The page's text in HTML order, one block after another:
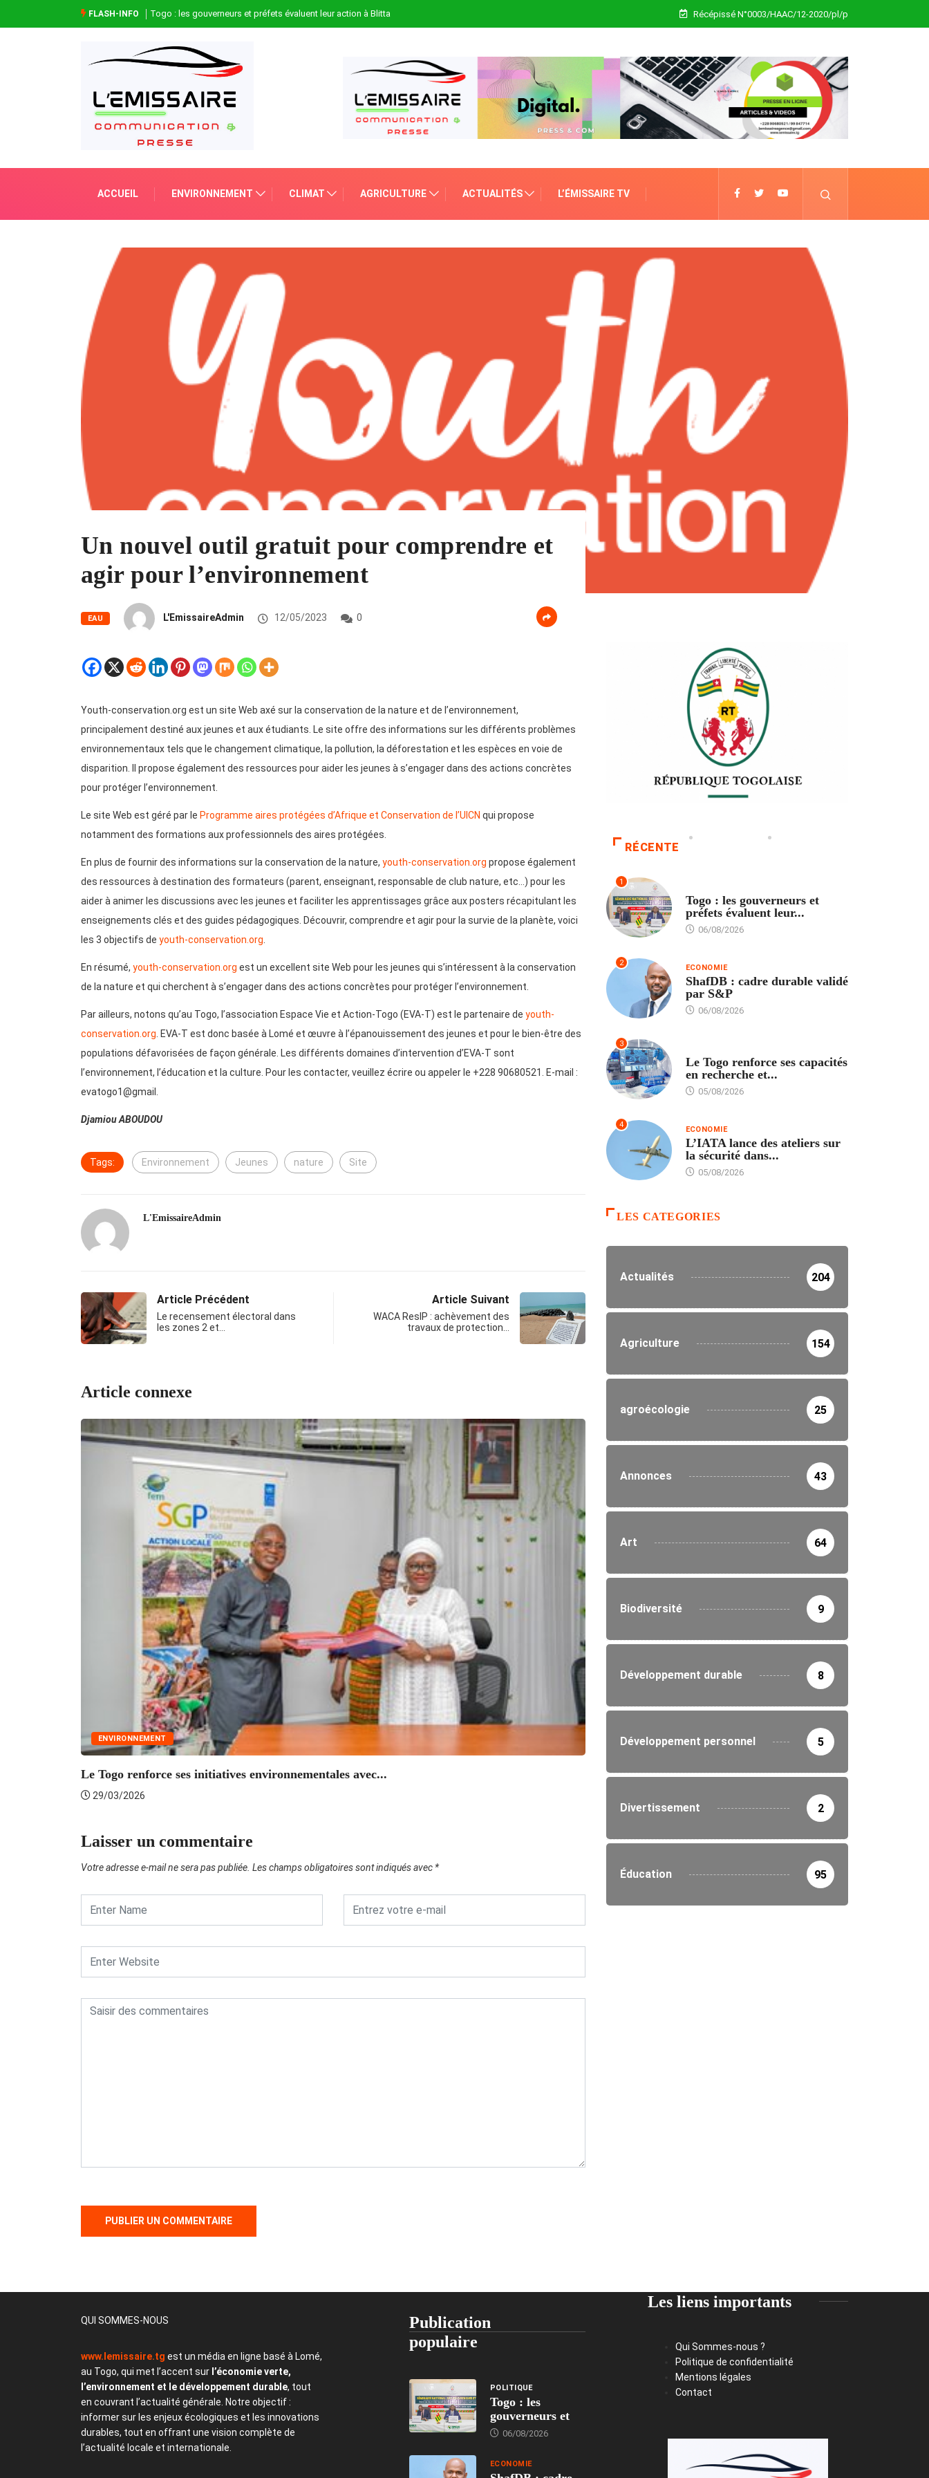
FLASH-INFO Togo : les gouverneurs et préfets évaluent leur action à Blitta Récépissé N°0003/HAAC/12-2020/pl/p
ACCUEIL ENVIRONNEMENT CLIMAT AGRICULTURE ACTUALITÉS L’ÉMISSAIRE TV
Un nouvel outil gratuit pour comprendre et
agir pour l’environnement
EAU L'EmissaireAdmin 12/05/2023 0
Youth-conservation.org est un site Web axé sur la conservation de la nature et de l’environnement,
principalement destiné aux jeunes et aux étudiants. Le site offre des informations sur les différents problèmes
environnementaux tels que le changement climatique, la pollution, la déforestation et les espèces en voie de
disparition. Il propose également des ressources pour aider les jeunes à s’engager dans des actions concrètes
pour protéger l’environnement.
Le site Web est géré par le Programme aires protégées d’Afrique et Conservation de l’UICN qui propose
notamment des formations aux professionnels des aires protégées.
En plus de fournir des informations sur la conservation de la nature, youth-conservation.org propose également
des ressources à destination des formateurs (parent, enseignant, responsable de club nature, etc…) pour les
aider à animer les discussions avec les jeunes et faciliter les apprentissages grâce aux posters récapitulant les
enseignements clés et des guides pédagogiques. Découvrir, comprendre et agir pour la survie de la planète, voici
les 3 objectifs de youth-conservation.org.
En résumé, youth-conservation.org est un excellent site Web pour les jeunes qui s’intéressent à la conservation
de la nature et qui cherchent à s’engager dans des actions concrètes pour protéger l’environnement.
Par ailleurs, notons qu’au Togo, l’association Espace Vie et Action-Togo (EVA-T) est le partenaire de youth-
conservation.org. EVA-T est donc basée à Lomé et œuvre à l’épanouissement des jeunes et pour le bien-être des
populations défavorisées de façon générale. Les différents domaines d’intervention d’EVA-T sont
l’environnement, l’éducation et la culture. Pour les contacter, veuillez écrire ou appeler le +228 90680521. E-mail :
evatogo1@gmail.
DjamiouABOUDOU
Tags: Environnement Jeunes nature Site
L'EmissaireAdmin
Article Précédent
Le recensement électoral dans
les zones 2 et…
Article Suivant
WACA ResIP : achèvement des
travaux de protection…
Article connexe
ENVIRONNEMENT
Le Togo renforce ses initiatives environnementales avec...
29/03/2026
25/03/2026
Laisser un commentaire
Votre adresse e-mail ne sera pas publiée. Les champs obligatoires sont indiqués avec *
RÉCENTE
1
Togo : les gouverneurs et
préfets évaluent leur...
06/08/2026
2 ECONOMIE
ShafDB : cadre durable validé
par S&P
06/08/2026
3
Le Togo renforce ses capacités
en recherche et...
05/08/2026
4 ECONOMIE
L’IATA lance des ateliers sur
la sécurité dans...
05/08/2026
LES CATEGORIES
Actualités 204
Agriculture 154
agroécologie 25
Annonces 43
Art 64
Biodiversité 9
Développement durable 8
Développement personnel 5
Divertissement 2
Éducation 95
QUI SOMMES-NOUS
www.lemissaire.tg est un média en ligne basé à Lomé,
au Togo, qui met l’accent sur l’économie verte,
l’environnement et le développement durable, tout
en couvrant l’actualité générale. Notre objectif :
informer sur les enjeux écologiques et les innovations
durables, tout en offrant une vision complète de
l’actualité locale et internationale.
Publication
populaire
POLITIQUE
Togo : les
gouverneurs et
06/08/2026
ECONOMIE
Les liens importants
Qui Sommes-nous ?
Politique de confidentialité
Mentions légales
Contact